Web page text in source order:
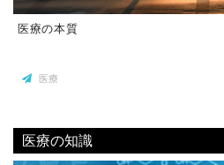
医療の本質
医療
医療の知識